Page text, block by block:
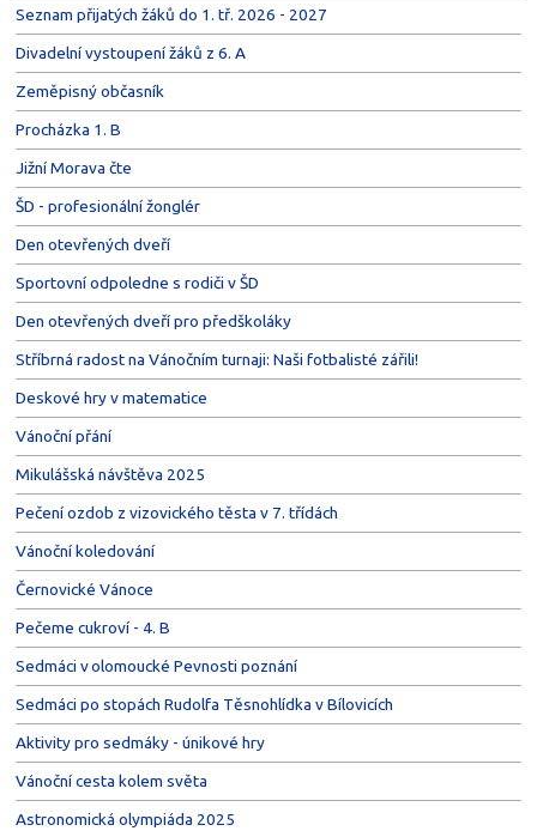
Seznam přijatých žáků do 1. tř. 2026 - 2027
Divadelní vystoupení žáků z 6. A
Zeměpisný občasník
Procházka 1. B
Jižní Morava čte
ŠD - profesionální žonglér
Den otevřených dveří
Sportovní odpoledne s rodiči v ŠD
Den otevřených dveří pro předškoláky
Stříbrná radost na Vánočním turnaji: Naši fotbalisté zářili!
Deskové hry v matematice
Vánoční přání
Mikulášská návštěva 2025
Pečení ozdob z vizovického těsta v 7. třídách
Vánoční koledování
Černovické Vánoce
Pečeme cukroví - 4. B
Sedmáci v olomoucké Pevnosti poznání
Sedmáci po stopách Rudolfa Těsnohlídka v Bílovicích
Aktivity pro sedmáky - únikové hry
Vánoční cesta kolem světa
Astronomická olympiáda 2025